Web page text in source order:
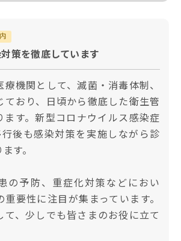
策を徹底しています
療機関として、滅菌・消毒体制、
ており、日頃から徹底した衛生管
ます。新型コロナウイルス感染症
後も感染対策を実施しながら診
す。
の予防、重症化対策などにおい
重要性に注目が集まっています。
て、少しでも皆さまのお役に立て